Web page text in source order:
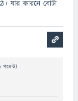
যার কারনে বোটা
পয়েন্ট)